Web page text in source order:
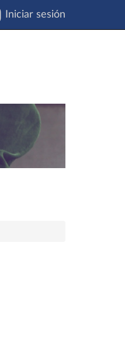
Iniciar sesión